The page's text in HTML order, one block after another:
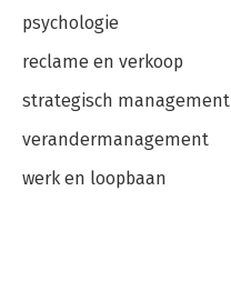
psychologie
reclame en verkoop
strategisch management
verandermanagement
werk en loopbaan